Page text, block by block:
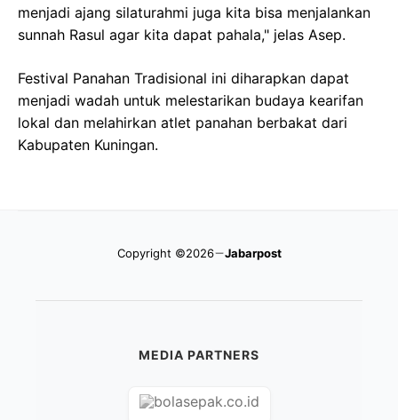
menjadi ajang silaturahmi juga kita bisa menjalankan
sunnah Rasul agar kita dapat pahala," jelas Asep.
Festival Panahan Tradisional ini diharapkan dapat
menjadi wadah untuk melestarikan budaya kearifan
lokal dan melahirkan atlet panahan berbakat dari
Kabupaten Kuningan.
Copyright ©2026 Jabarpost
MEDIA PARTNERS